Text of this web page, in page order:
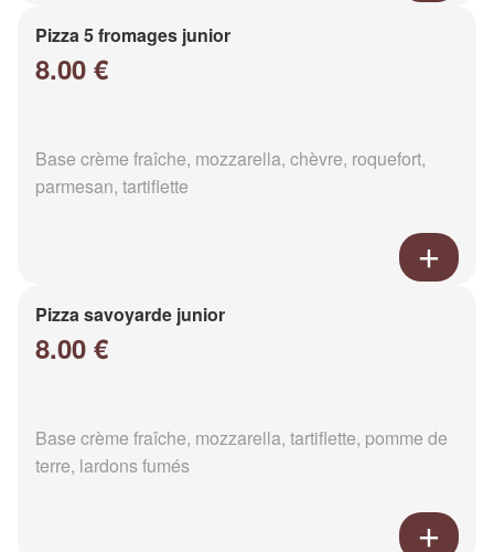
Pizza 5 fromages junior
8.00 €
Base crème fraîche, mozzarella, chèvre, roquefort,
parmesan, tartiflette
Pizza savoyarde junior
8.00 €
Base crème fraîche, mozzarella, tartiflette, pomme de
terre, lardons fumés